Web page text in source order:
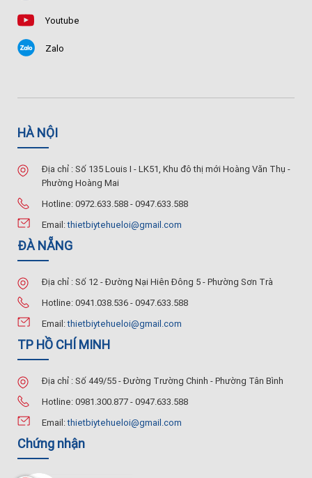
Youtube
Zalo
HÀ NỘI
Địa chỉ : Số 135 Louis I - LK51, Khu đô thị mới Hoàng Văn Thụ -
Phường Hoàng Mai
Hotline: 0972.633.588 - 0947.633.588
Email:thietbiytehueloi@gmail.com
ĐÀ NẴNG
Địa chỉ : Số 12 - Đường Nại Hiên Đông 5 - Phường Sơn Trà
Hotline: 0941.038.536 - 0947.633.588
Email:thietbiytehueloi@gmail.com
TP HỒ CHÍ MINH
Địa chỉ : Số 449/55 - Đường Trường Chinh - Phường Tân Bình
Hotline: 0981.300.877 - 0947.633.588
Email:thietbiytehueloi@gmail.com
Chứng nhận